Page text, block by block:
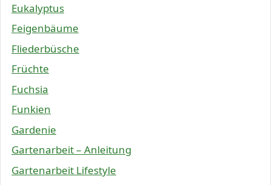
Eukalyptus
Feigenbäume
Fliederbüsche
Früchte
Fuchsia
Funkien
Gardenie
Gartenarbeit – Anleitung
Gartenarbeit Lifestyle